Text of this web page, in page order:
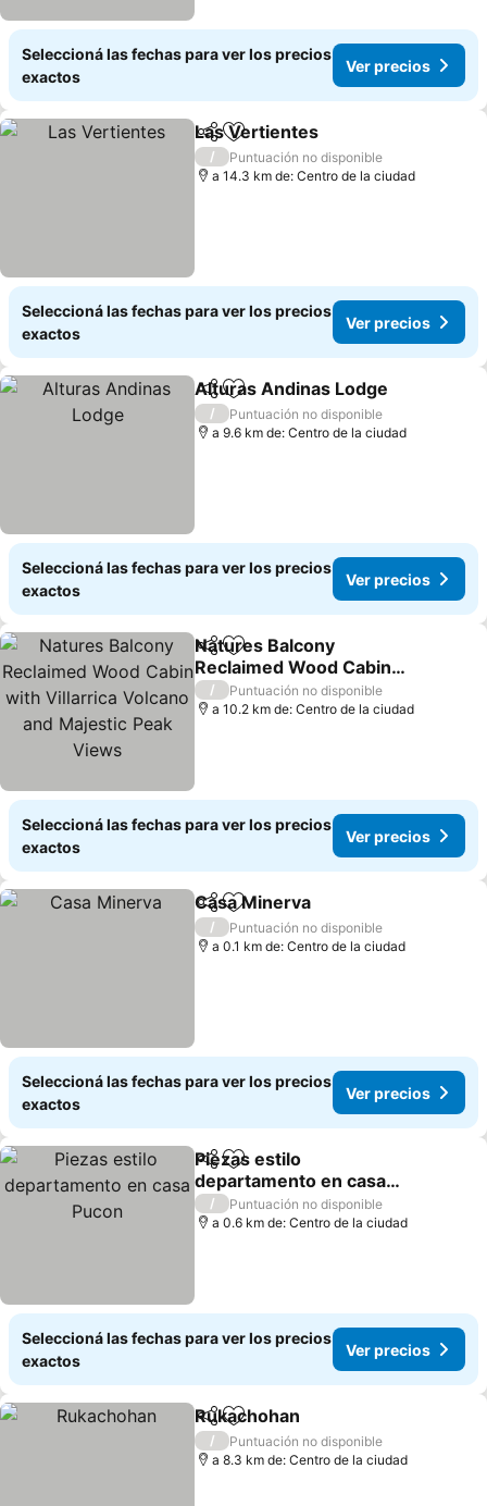
Seleccioná las fechas para ver los precios
exactos
Ver precios
CompartirAñadir a favoritos
Las Vertientes
/
Puntuación no disponible
a 14.3 km de: Centro de la ciudad
Seleccioná las fechas para ver los precios
exactos
Ver precios
CompartirAñadir a favoritos
Alturas Andinas Lodge
/
Puntuación no disponible
a 9.6 km de: Centro de la ciudad
Seleccioná las fechas para ver los precios
exactos
Ver precios
CompartirAñadir a favoritos
Natures Balcony
Reclaimed Wood Cabin
with Villarrica Volcano
and Majestic Peak Views
Ver precios
/
Puntuación no disponible
a 10.2 km de: Centro de la ciudad
Seleccioná las fechas para ver los precios
exactos
Ver precios
CompartirAñadir a favoritos
Casa Minerva
/
Puntuación no disponible
a 0.1 km de: Centro de la ciudad
Seleccioná las fechas para ver los precios
exactos
Ver precios
CompartirAñadir a favoritos
Piezas estilo
departamento en casa
Pucon
Ver precios
/
Puntuación no disponible
a 0.6 km de: Centro de la ciudad
Seleccioná las fechas para ver los precios
exactos
Ver precios
CompartirAñadir a favoritos
Rukachohan
/
Puntuación no disponible
a 8.3 km de: Centro de la ciudad